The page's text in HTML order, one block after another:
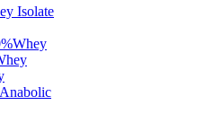
Isolate